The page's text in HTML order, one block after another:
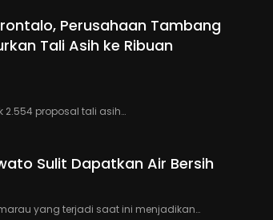
Perusahaan Tambang
Tali Asih ke Ribuan
2.554 proposal tali asih…
Sulit Dapatkan Air Bersih
yang terjadi saat ini menjadikan…